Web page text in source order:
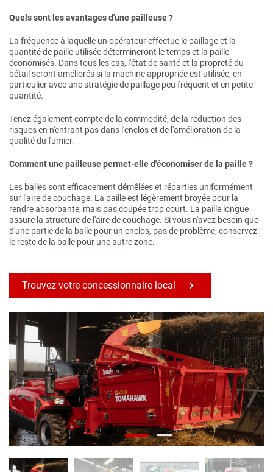
Quels sont les avantages d'une pailleuse ?
La fréquence à laquelle un opérateur effectue le paillage et la
quantité de paille utilisée détermineront le temps et la paille
économisés. Dans tous les cas, l'état de santé et la propreté du
bétail seront améliorés si la machine appropriée est utilisée, en
particulier avec une stratégie de paillage peu fréquent et en petite
quantité.
Tenez également compte de la commodité, de la réduction des
risques en n'entrant pas dans l'enclos et de l'amélioration de la
qualité du fumier.
Comment une pailleuse permet-elle d'économiser de la paille ?
Les balles sont efficacement démêlées et réparties uniformément
sur l'aire de couchage. La paille est légèrement broyée pour la
rendre absorbante, mais pas coupée trop court. La paille longue
assure la structure de l'aire de couchage. Si vous n'avez besoin que
d'une partie de la balle pour un enclos, pas de problème, conservez
le reste de la balle pour une autre zone.
Trouvez votre concessionnaire local